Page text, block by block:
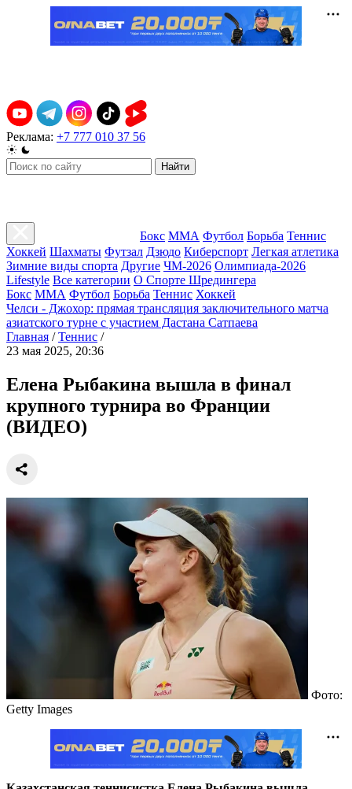
Реклама: +7 777 010 37 56
Найти
Бокс ММА Футбол Борьба Теннис
Хоккей Шахматы Футзал Дзюдо Киберспорт Легкая атлетика
Зимние виды спорта Другие ЧМ-2026 Олимпиада-2026
Lifestyle Все категории О Спорте Шредингера
Бокс ММА Футбол Борьба Теннис Хоккей
Челси - Джохор: прямая трансляция заключительного матча
азиатского турне с участием Дастана Сатпаева
Главная / Теннис /
23 мая 2025, 20:36
Елена Рыбакина вышла в финал
крупного турнира во Франции
(ВИДЕО)
Фото:
Getty Images